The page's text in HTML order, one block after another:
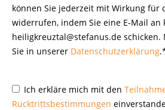
können Sie jederzeit mit Wirkung für
widerrufen, indem Sie eine E-Mail an
heiligkreuztal@stefanus.de
Sie in unserer Datenschutzerklärung
Ich erkläre mich mit den
Rücktrittsbestimmungen